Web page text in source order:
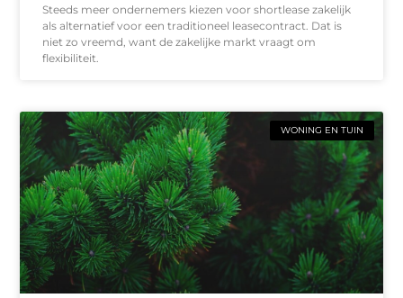
Steeds meer ondernemers kiezen voor shortlease zakelijk
als alternatief voor een traditioneel leasecontract. Dat is
niet zo vreemd, want de zakelijke markt vraagt om
flexibiliteit.
WONING EN TUIN